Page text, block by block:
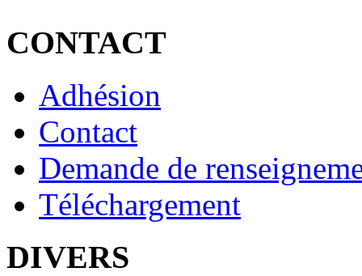
CONTACT
Adhésion
Contact
Demande de
Téléchargement
DIVERS